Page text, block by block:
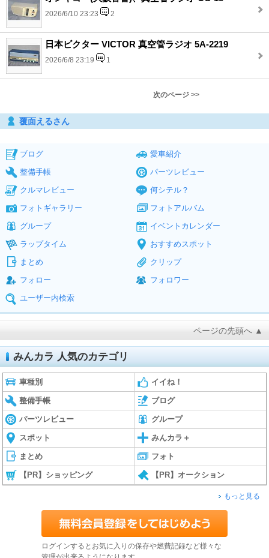
2026/6/10 23:23 2
日本ビクター VICTOR 真空管ラジオ 5A-2219
2026/6/8 23:19 1
次のページ >>
覆面えるさん
ブログ
愛車紹介
整備手帳
パーツレビュー
クルマレビュー
何シテル？
フォトギャラリー
フォトアルバム
グループ
イベントカレンダー
ラップタイム
おすすめスポット
まとめ
クリップ
フォロー
フォロワー
ユーザー内検索
ページの先頭へ ▲
みんカラ 人気のカテゴリ
車種別 イイね！
整備手帳 ブログ
パーツレビュー グループ
スポット みんカラ＋
まとめ フォト
【PR】ショッピング 【PR】オークション
もっと見る
ログインするとお気に入りの保存や燃費記録など様々な